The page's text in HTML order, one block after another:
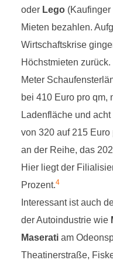
oder Lego(Kaufinger
Mieten bezahlen.
Wirtschaftskrise
Höchstmieten
Meter
bei 410 Euro pro qm,
Ladenfläche und
von 320 auf 215 Euro
an der Reihe, das
Hier liegt der
Prozent.4
Interessant ist auch
der Autoindustrie wie
Maseratiam
Theatinerstraße,